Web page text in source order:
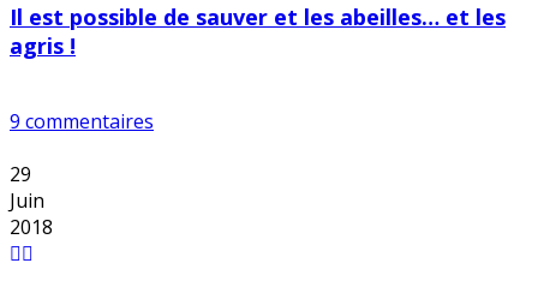
Il est possible de sauver et les abeilles… et les
agris !
9 commentaires
29
Juin
2018